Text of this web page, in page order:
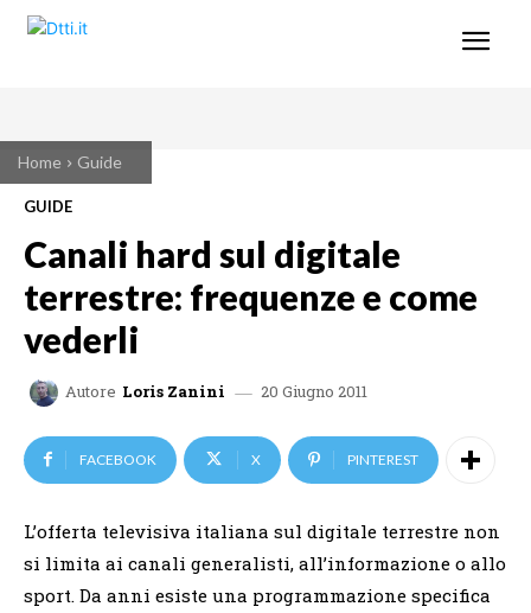
Home Guide
GUIDE
Canali hard sul digitale
terrestre: frequenze e come
vederli
Autore Loris Zanini 20 Giugno 2011
FACEBOOK X PINTEREST
L’offerta televisiva italiana sul digitale terrestre non
si limita ai canali generalisti, all’informazione o allo
sport. Da anni esiste una programmazione specifica